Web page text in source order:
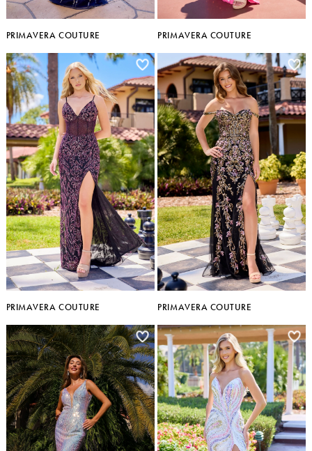
PRIMAVERA COUTURE PRIMAVERA COUTURE
PRIMAVERA COUTURE PRIMAVERA COUTURE